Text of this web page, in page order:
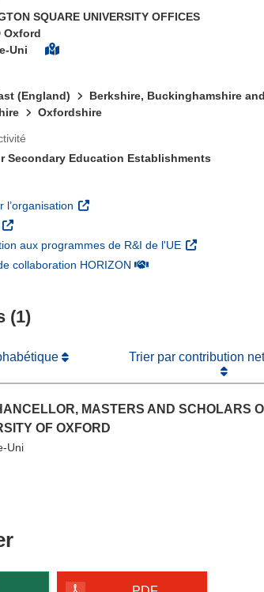
SQUARE UNIVERSITY OFFICES
Oxford
Uni
(England)
Berkshire, Buckinghamshire and
Oxfordshire
Secondary Education Establishments
l’organisation (s’ouvre dans une nouvelle fenêtre)
(s’ouvre dans une nouvelle fenêtre)
aux programmes de R&I de l'UE (s’ouvre dans
collaboration HORIZON(s’ouvre dans une
(1)
Trier par contribution
MASTERS AND SCHOLARS
OF OXFORD
Uni
Télécharger le contenu de la